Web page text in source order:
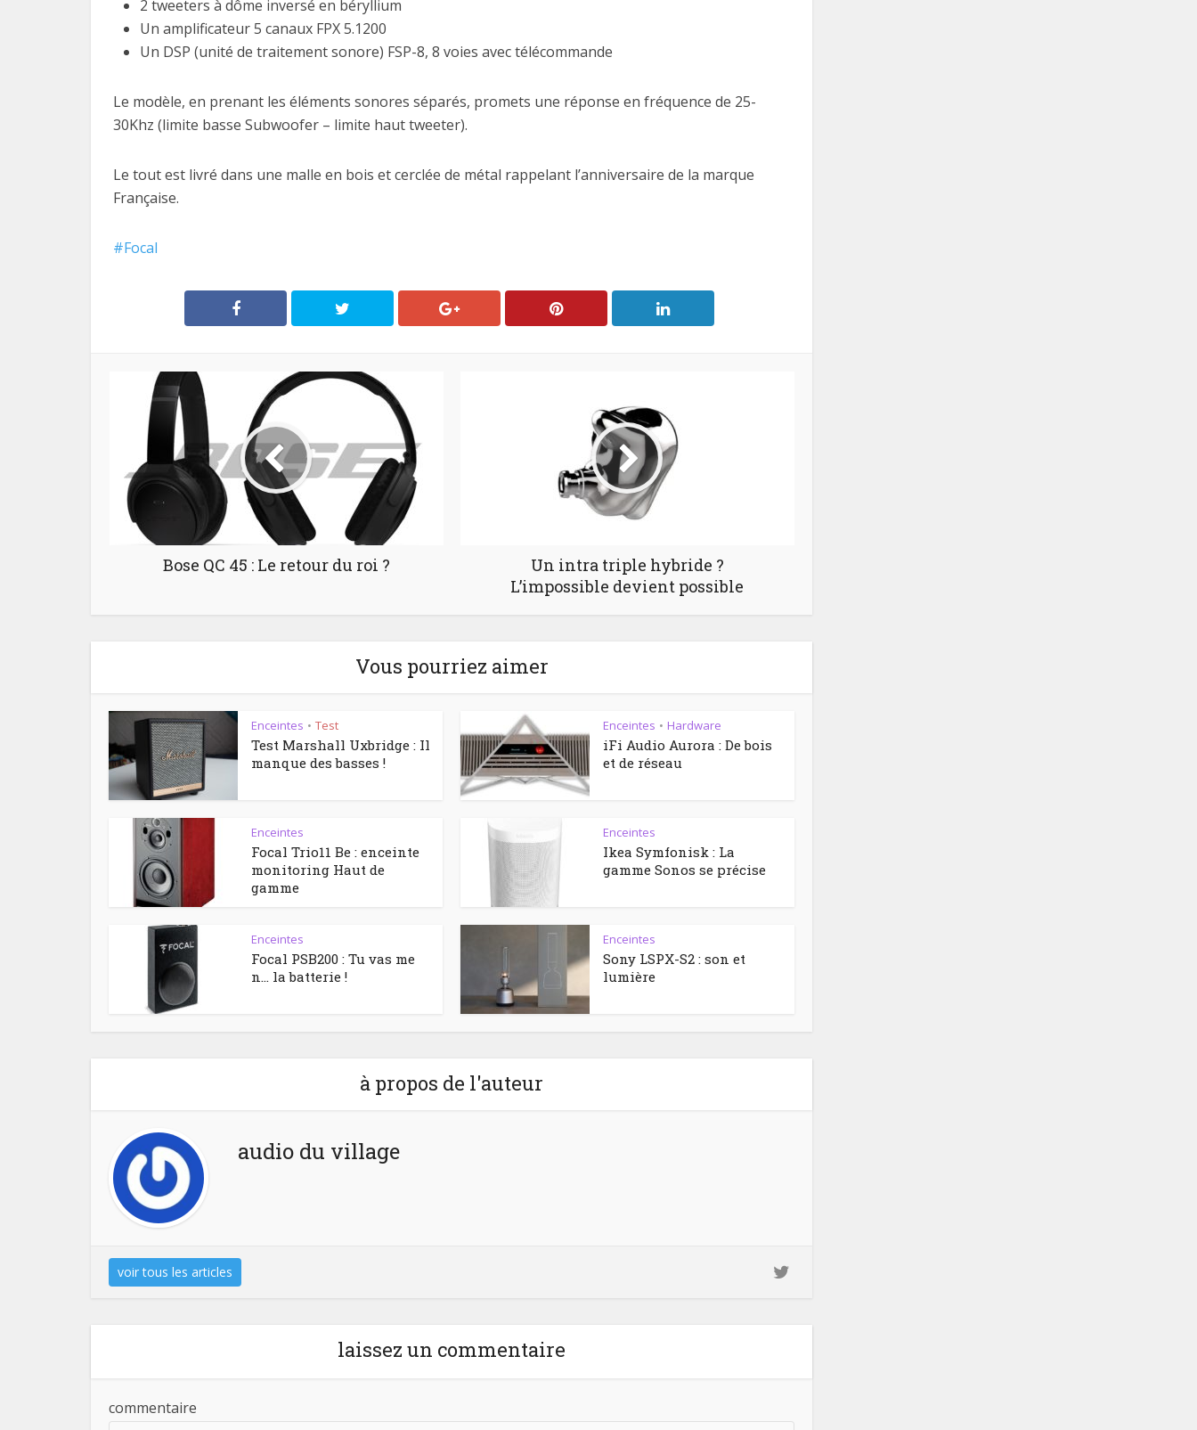
2 tweeters à dôme inversé en béryllium
Un amplificateur 5 canaux FPX 5.1200
Un DSP (unité de traitement sonore) FSP-8, 8 voies avec télécommande
Le modèle, en prenant les éléments sonores séparés, promets une réponse en fréquence de 25-
30Khz (limite basse Subwoofer – limite haut tweeter).
Le tout est livré dans une malle en bois et cerclée de métal rappelant l’anniversaire de la marque
Française.
Focal
Bose QC 45 : Le retour du roi ?
Un intra triple hybride ?
L’impossible devient possible
Vous pourriez aimer
Enceintes • Test
Test Marshall Uxbridge : Il
manque des basses !
Enceintes • Hardware
iFi Audio Aurora : De bois
et de réseau
Enceintes
Focal Trio11 Be : enceinte
monitoring Haut de
gamme
Enceintes
Ikea Symfonisk : La
gamme Sonos se précise
Enceintes
Focal PSB200 : Tu vas me
n… la batterie !
Enceintes
Sony LSPX-S2 : son et
lumière
à propos de l'auteur
audio du village
voir tous les articles
laissez un commentaire
commentaire